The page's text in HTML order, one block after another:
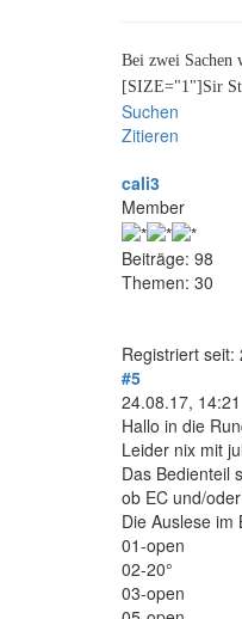
Bei zwei Sachen
[SIZE="1"]Sir
Suchen
Zitieren
cali3
Member
Beiträge: 98
Themen: 30
Registriert seit:
#5
24.08.17, 14:21
Hallo in die
Leider nix mit
Das Bedienteil
ob EC und/
Die Auslese im
01-open
02-20°
03-open